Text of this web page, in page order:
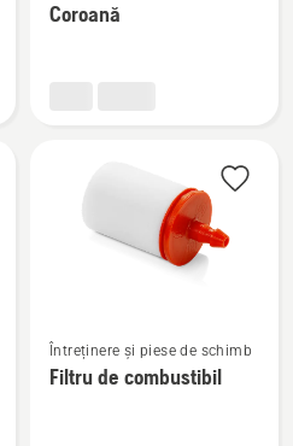
multe
motoferăstraie
Coroană
Vezi
mai
Întreținere și piese de schimb
Filtru de combustibil